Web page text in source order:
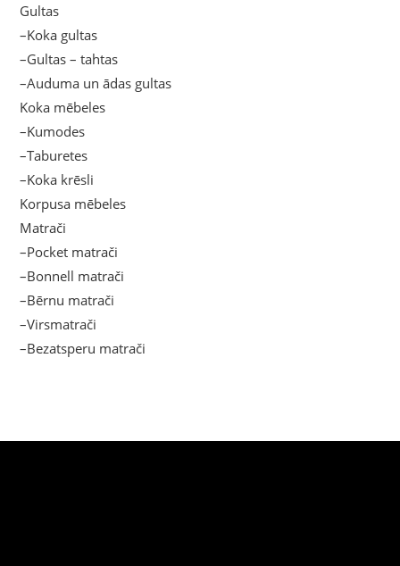
Gultas
–Koka gultas
–Gultas – tahtas
–Auduma un ādas gultas
Koka mēbeles
–Kumodes
–Taburetes
–Koka krēsli
Korpusa mēbeles
Matrači
–Pocket matrači
–Bonnell matrači
–Bērnu matrači
–Virsmatrači
–Bezatsperu matrači